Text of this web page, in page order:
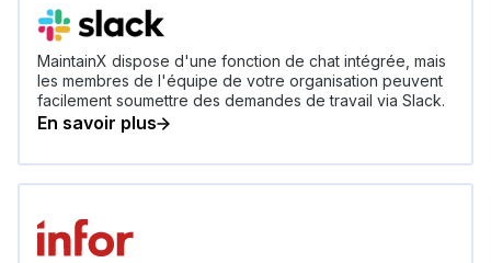
MaintainX dispose d'une fonction de chat intégrée, mais
les membres de l'équipe de votre organisation peuvent
facilement soumettre des demandes de travail via Slack.
En savoir plus